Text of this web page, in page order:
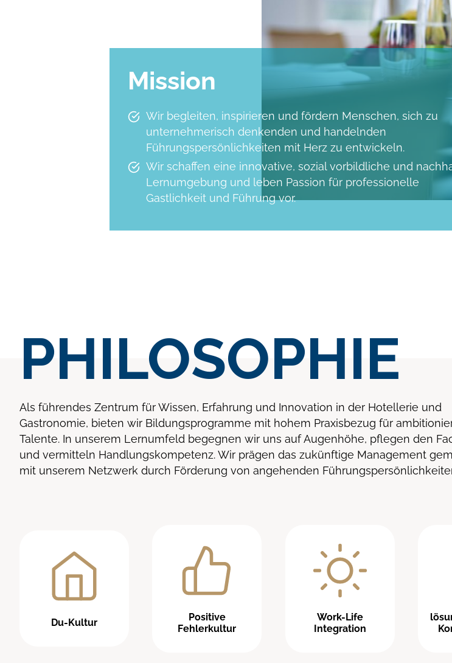
Mission
Wir begleiten, inspirieren und fördern Menschen, sich zu
unternehmerisch denkenden und handelnden
Führungspersönlichkeiten mit Herz zu entwickeln.
Wir schaffen eine innovative, sozial vorbildliche und
Lernumgebung und leben Passion für professionelle
Gastlichkeit und Führung vor.
PHILOSOPHIE
Als führendes Zentrum für Wissen, Erfahrung und Innovation in der Hotellerie und
Gastronomie, bieten wir Bildungsprogramme mit hohem Praxisbezug für
Talente. In unserem Lernumfeld begegnen wir uns auf Augenhöhe, pflegen den
und vermitteln Handlungskompetenz. Wir prägen das zukünftige Management
mit unserem Netzwerk durch Förderung von angehenden
Du-Kultur
Positive
Fehlerkultur
Work-Life
Integration